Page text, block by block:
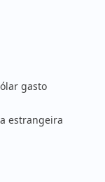
gasto
estrangeira